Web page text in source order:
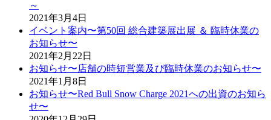
～
2021年3月4日
イベント案内〜第50回 総合建築展出展 ＆ 臨時休業の
お知らせ〜
2021年2月22日
お知らせ〜店舗の時短営業及び臨時休業のお知らせ〜
2021年1月8日
お知らせ〜Red Bull Snow Charge 2021への出資のお知ら
せ〜